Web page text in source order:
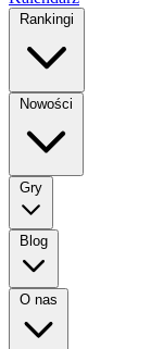
Rankingi
Nowości
Gry
Blog
O nas